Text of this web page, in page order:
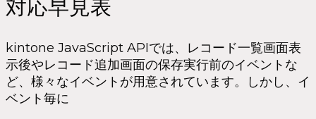
対応早見表
kintone JavaScript APIでは、レコード一覧画面表
示後やレコード追加画面の保存実行前のイベントな
ど、様々なイベントが用意されています。しかし、イ
ベント毎に